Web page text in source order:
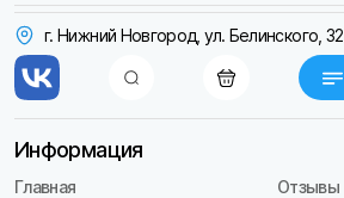
г. Нижний Новгород, ул. Белинского, 32
Информация
Главная
Отзывы